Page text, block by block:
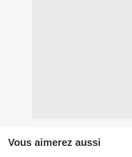
Vous aimerez aussi